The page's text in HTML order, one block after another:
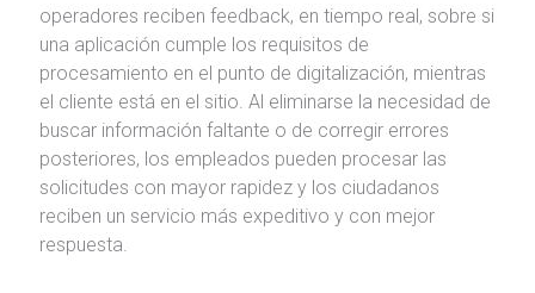
operadores reciben feedback, en tiempo real, sobre si
una aplicación cumple los requisitos de
procesamiento en el punto de digitalización, mientras
el cliente está en el sitio. Al eliminarse la necesidad de
buscar información faltante o de corregir errores
posteriores, los empleados pueden procesar las
solicitudes con mayor rapidez y los ciudadanos
reciben un servicio más expeditivo y con mejor
respuesta.